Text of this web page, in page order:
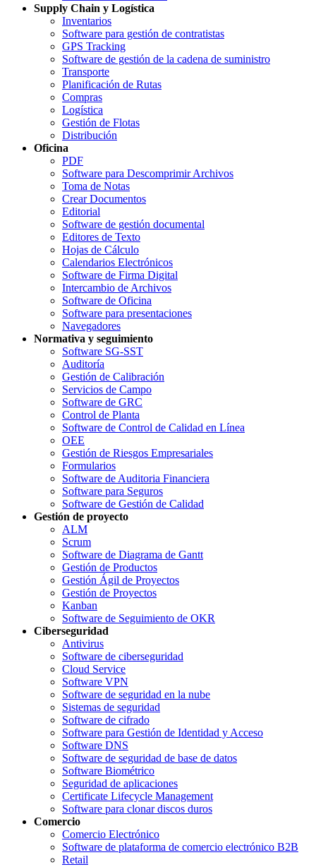
Supply Chain y Logística
Inventarios
Software para gestión de contratistas
GPS Tracking
Software de gestión de la cadena de suministro
Transporte
Planificación de Rutas
Compras
Logística
Gestión de Flotas
Distribución
Oficina
PDF
Software para Descomprimir Archivos
Toma de Notas
Crear Documentos
Editorial
Software de gestión documental
Editores de Texto
Hojas de Cálculo
Calendarios Electrónicos
Software de Firma Digital
Intercambio de Archivos
Software de Oficina
Software para presentaciones
Navegadores
Normativa y seguimiento
Software SG-SST
Auditoría
Gestión de Calibración
Servicios de Campo
Software de GRC
Control de Planta
Software de Control de Calidad en Línea
OEE
Gestión de Riesgos Empresariales
Formularios
Software de Auditoria Financiera
Software para Seguros
Software de Gestión de Calidad
Gestión de proyecto
ALM
Scrum
Software de Diagrama de Gantt
Gestión de Productos
Gestión Ágil de Proyectos
Gestión de Proyectos
Kanban
Software de Seguimiento de OKR
Ciberseguridad
Antivirus
Software de ciberseguridad
Cloud Service
Software VPN
Software de seguridad en la nube
Sistemas de seguridad
Software de cifrado
Software para Gestión de Identidad y Acceso
Software DNS
Software de seguridad de base de datos
Software Biométrico
Seguridad de aplicaciones
Certificate Lifecycle Management
Software para clonar discos duros
Comercio
Comercio Electrónico
Software de plataforma de comercio electrónico B2B
Retail